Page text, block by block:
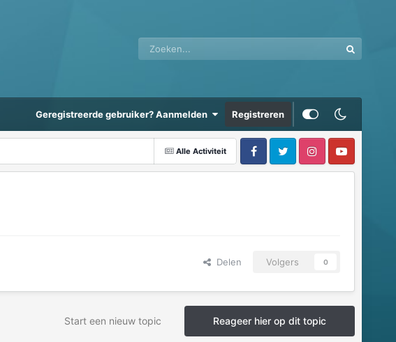
Geregistreerde gebruiker? Aanmelden Registreren
Alle Activiteit
Delen Volgers 0
Reageer hier op dit topic
Start een nieuw topic